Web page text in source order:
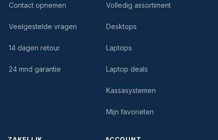
Contact opnemen
Veelgestelde vragen
14 dagen retour
24 mnd garantie
Volledig assortiment
Desktops
Laptops
Laptop deals
Kassasystemen
Mijn favorieten